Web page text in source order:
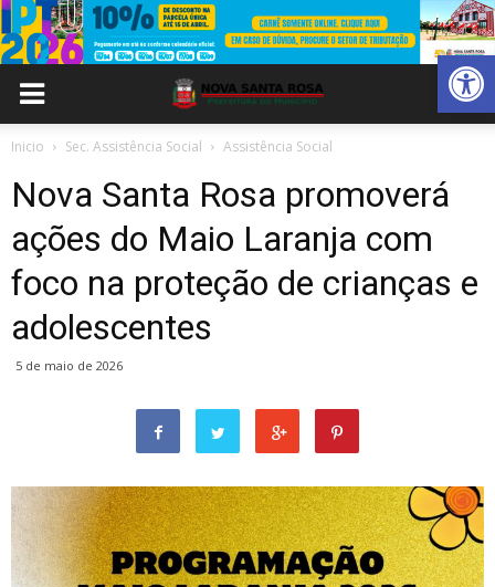
Abrir
Inicio Sec. Assistência Social Assistência Social
Nova Santa Rosa promoverá
ações do Maio Laranja com
foco na proteção de crianças e
adolescentes
5 de maio de 2026